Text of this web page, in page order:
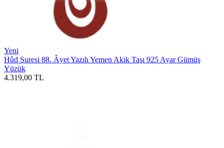
Yeni
Hûd Suresi 88. Âyet Yazılı Yemen Akik Taşı 925 Ayar Gümüş
Yüzük
4.319,00 TL